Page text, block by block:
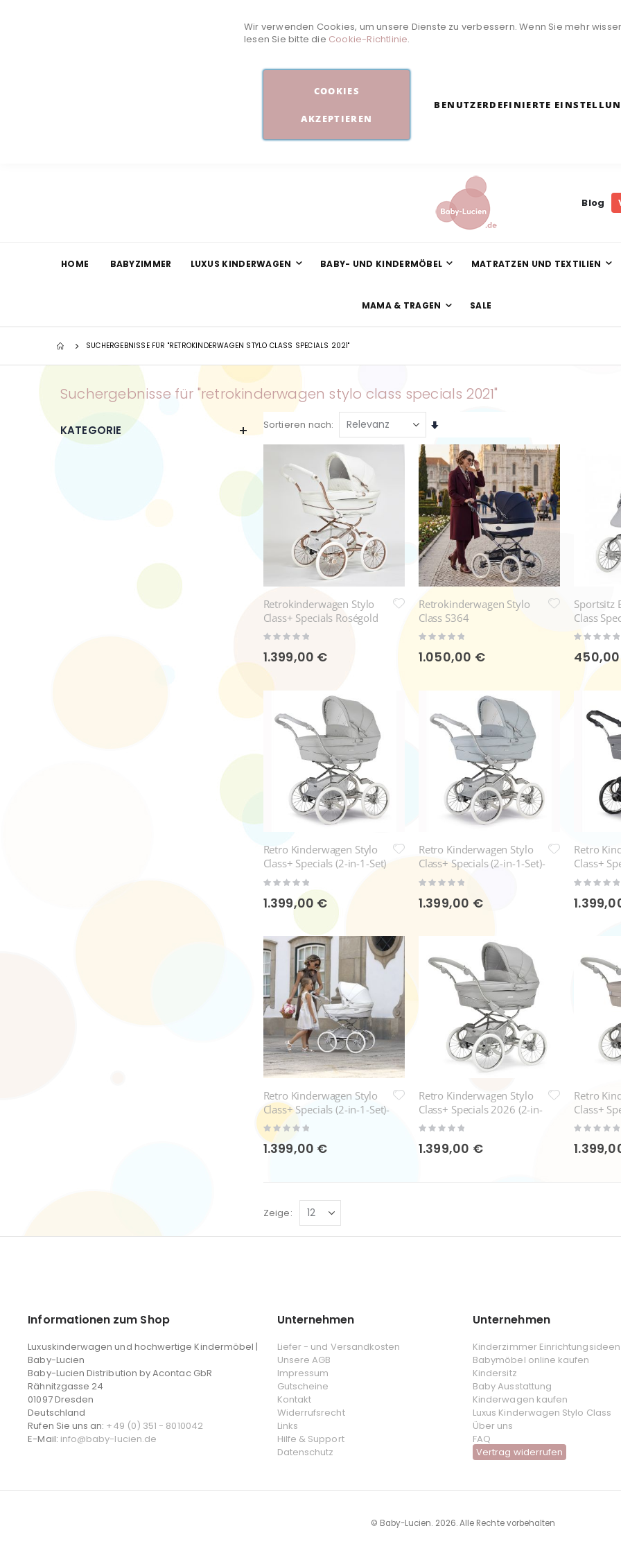
Wir verwenden Cookies, um unsere Dienste zu verbessern. Wenn Sie mehr
lesen Sie bitte die Cookie-Richtlinie.
COOKIES
AKZEPTIEREN
BENUTZERDEFINIERTE
Blog
HOME BABYZIMMER LUXUS KINDERWAGEN BABY- UND KINDERMÖBEL MATRATZEN UND TEXTILIEN
MAMA & TRAGEN SALE
SUCHERGEBNISSE FÜR "RETROKINDERWAGEN STYLO CLASS SPECIALS 2021"
Suchergebnisse für "retrokinderwagen stylo class specials 2021"
Sortieren nach
Aufsteigend
Retrokinderwagen Stylo
Class+ Specials Roségold
(2-in1-Set)
Rating:
1.399,00 €
Retrokinderwagen Stylo
Class S364
Rating:
1.050,00 €
Sportsitz
Class
Rating:
Retro Kinderwagen Stylo
Class+ Specials (2-in-1-Set)
Rating:
1.399,00 €
Retro Kinderwagen Stylo
Class+ Specials (2-in-1-Set)-
SP363
Rating:
1.399,00 €
Retro
Class+
SP365
Rating:
Retro Kinderwagen Stylo
Class+ Specials (2-in-1-Set)-
SP215
Rating:
0%
1.399,00 €
Retro Kinderwagen Stylo
Class+ Specials 2026 (2-in-
1-Set)-SP603 Graphit
Rating:
1.399,00 €
Retro
Class+
1-Set)-
Rating:
Zeige
KATEGORIE
Informationen zum Shop
Luxuskinderwagen und hochwertige Kindermöbel |
Baby-Lucien
Baby-Lucien Distribution by Acontac GbR
Rähnitzgasse 24
01097 Dresden
Deutschland
Rufen Sie uns an: +49 (0) 351 - 8010042
E-Mail: info@baby-lucien.de
Unternehmen
Liefer - und Versandkosten
Unsere AGB
Impressum
Gutscheine
Kontakt
Widerrufsrecht
Links
Hilfe & Support
Datenschutz
Unternehmen
Kinderzimmer Einrichtungsideen
Babymöbel online kaufen
Kindersitz
Baby Ausstattung
Kinderwagen kaufen
Luxus Kinderwagen Stylo Class
Über uns
FAQ
Vertrag widerrufen
© Baby-Lucien. 2026. Alle Rechte vorbehalten